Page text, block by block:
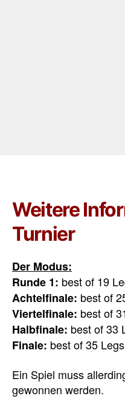
Weitere
Turnier
Der Modus:
Runde 1: best of 19
Achtelfinale: best of
Viertelfinale: best of
Halbfinale: best of 33
Finale: best of 35 Legs
Ein Spiel muss
gewonnen werden.